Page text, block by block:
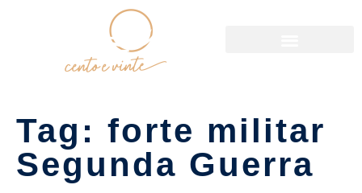
Tag: forte militar
Segunda Guerra